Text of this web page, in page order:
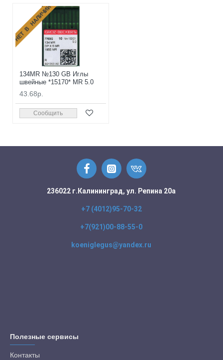
НЕТ В НАЛИЧИИ
134MR №130 GB Иглы
швейные *15170* MR 5.0
43.68р.
Сообщить
236022 г.Калининград, ул. Репина 20а
+7 (4012)95-70-32
+7(921)00-88-55-0
koeniglegus@yandex.ru
Полезные сервисы
Контакты